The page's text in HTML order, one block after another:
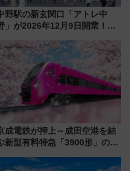
野駅の新玄関口「アトレ中
」が2026年12月9日開業！新
注目スポット
成電鉄が押上～成田空港を結
新型有料特急「3900形」のコ
集も実施